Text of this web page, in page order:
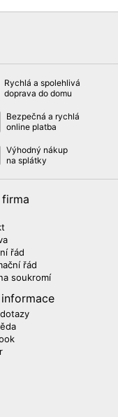
Rychlá a spolehlivá
doprava do domu
Bezpečná a rychlá
online platba
Výhodný nákup
na splátky
firma
řád
řád
soukromí